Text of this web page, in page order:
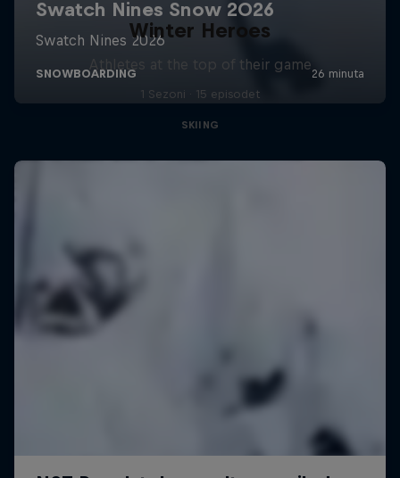
Winter Heroes
Athletes at the top of their game
1 Sezoni · 15 episodet
SKIING